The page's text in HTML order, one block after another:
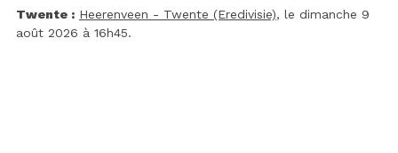
Twente : Heerenveen - Twente (Eredivisie), le dimanche 9
août 2026 à 16h45.